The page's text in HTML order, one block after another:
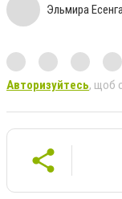
Эльмира
Авторизуйтесь, щоб